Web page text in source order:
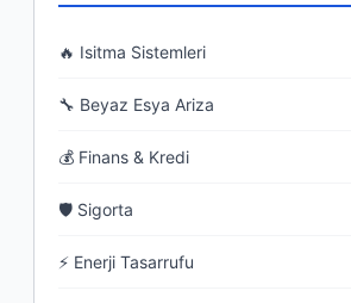
🔥 Isitma Sistemleri
🔧 Beyaz Esya Ariza
💰 Finans & Kredi
🛡 Sigorta
⚡ Enerji Tasarrufu